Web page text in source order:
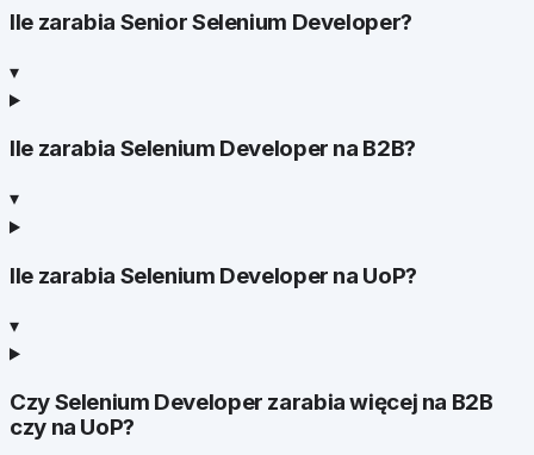
Ile zarabia Senior Selenium Developer?
▾
Ile zarabia Selenium Developer na B2B?
▾
Ile zarabia Selenium Developer na UoP?
▾
Czy Selenium Developer zarabia więcej na B2B
czy na UoP?